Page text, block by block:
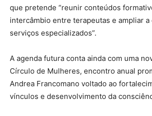
que pretende “reunir conteúdos
intercâmbio entre terapeutas e ampliar a
serviços especializados”.
A agenda futura conta ainda com uma
Círculo de Mulheres, encontro anual
Andrea Francomano voltado ao
vínculos e desenvolvimento da